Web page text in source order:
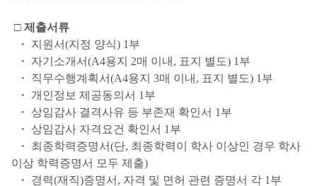
□ 제출서류
・ 지원서(지정 양식) 1부
・ 자기소개서(A4용지 2매 이내, 표지 별도) 1부
・ 직무수행계획서(A4용지 3매 이내, 표지 별도) 1부
・ 개인정보 제공동의서 1부
・ 상임감사 결격사유 등 부존재 확인서 1부
・ 상임감사 자격요건 확인서 1부
・ 최종학력증명서(단, 최종학력이 학사 이상인 경우 학사
이상 학력증명서 모두 제출)
・ 경력(재직)증명서, 자격 및 면허 관련 증명서 각 1부